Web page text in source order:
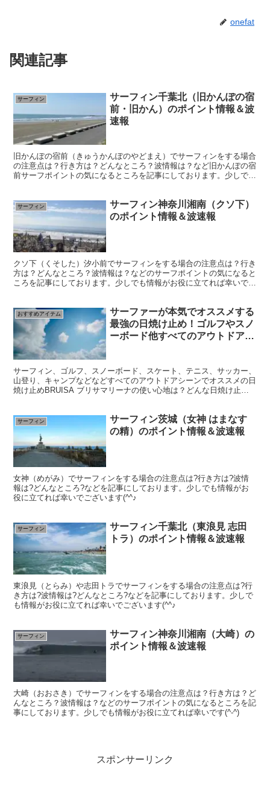
onefat
関連記事
サーフィン
サーフィン千葉北（旧かんぽの宿
前・旧かん）のポイント情報＆波
速報
旧かんぽの宿前（きゅうかんぽのやどまえ）でサーフィンをする場合
の注意点は？行き方は？どんなところ？波情報は？など旧かんぽの宿
前サーフポイントの気になるところを記事にしております。少しでも
サーフィン
サーフィン神奈川湘南（クソ下）
のポイント情報＆波速報
クソ下（くそした）汐小前でサーフィンをする場合の注意点は？行き
方は？どんなところ？波情報は？などのサーフポイントの気になると
ころを記事にしております。少しでも情報がお役に立てれば幸いで
おすすめアイテム
サーファーが本気でオススメする
最強の日焼け止め！ゴルフやスノ
ーボード他すべてのアウトドアシ
サーフィン、ゴルフ、スノーボード、スケート、テニス、サッカー、
山登り、キャンプなどなどすべてのアウトドアシーンでオススメの日
焼け止めBRUISA ブリサマリーナの使い心地は？どんな日焼け止
サーフィン
サーフィン茨城（女神 はまなす
の精）のポイント情報＆波速報
女神（めがみ）でサーフィンをする場合の注意点は?行き方は?波情
報は?どんなところ?などを記事にしております。少しでも情報がお
役に立てれば幸いでございます(^^♪
サーフィン
サーフィン千葉北（東浪見 志田
トラ）のポイント情報＆波速報
東浪見（とらみ）や志田トラでサーフィンをする場合の注意点は?行
き方は?波情報は?どんなところ?などを記事にしております。少しで
も情報がお役に立てれば幸いでございます(^^♪
サーフィン
サーフィン神奈川湘南（大崎）の
ポイント情報＆波速報
大崎（おおさき）でサーフィンをする場合の注意点は？行き方は？ど
んなところ？波情報は？などのサーフポイントの気になるところを記
事にしております。少しでも情報がお役に立てれば幸いです(^-^)
スポンサーリンク